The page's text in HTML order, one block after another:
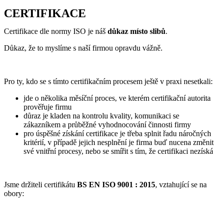
CERTIFIKACE
Certifikace dle normy ISO je náš důkaz místo slibů.
Důkaz, že to myslíme s naší firmou opravdu vážně.
Pro ty, kdo se s tímto certifikačním procesem ještě v praxi nesetkali:
jde o několika měsíční proces, ve kterém certifikační autorita
prověřuje firmu
důraz je kladen na kontrolu kvality, komunikaci se
zákazníkem a průběžné vyhodnocování činnosti firmy
pro úspěšné získání certifikace je třeba splnit řadu náročných
kritérií, v případě jejich nesplnění je firma buď nucena změnit
své vnitřní procesy, nebo se smířit s tím, že certifikaci nezíská
Jsme držiteli certifikátu BS EN ISO 9001 : 2015, vztahující se na
obory: